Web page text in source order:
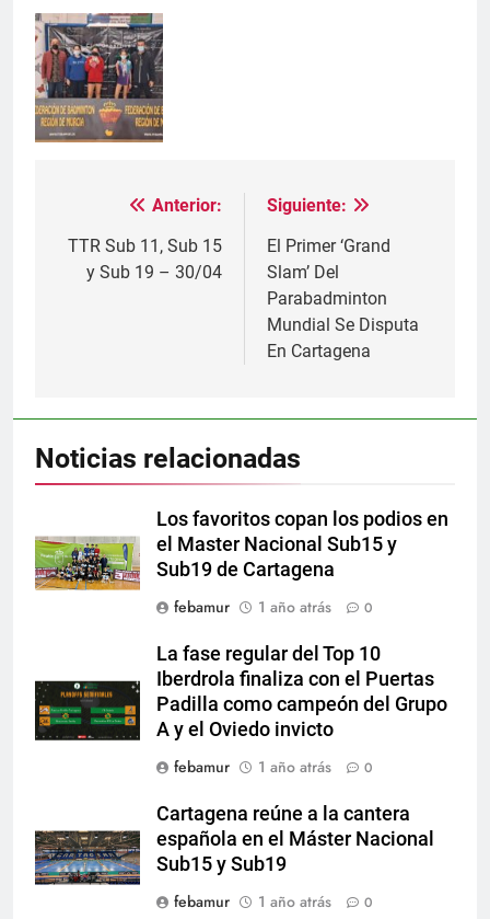
Navegación
de
entradas
Anterior:
TTR Sub 11, Sub 15
y Sub 19 – 30/04
Siguiente:
El Primer ‘Grand
Slam’ Del
Parabadminton
Mundial Se Disputa
En Cartagena
Noticias relacionadas
Los favoritos copan los podios en
el Master Nacional Sub15 y
Sub19 de Cartagena
febamur
1 año atrás 0
La fase regular del Top 10
Iberdrola finaliza con el Puertas
Padilla como campeón del Grupo
A y el Oviedo invicto
febamur
1 año atrás 0
Cartagena reúne a la cantera
española en el Máster Nacional
Sub15 y Sub19
febamur
1 año atrás 0